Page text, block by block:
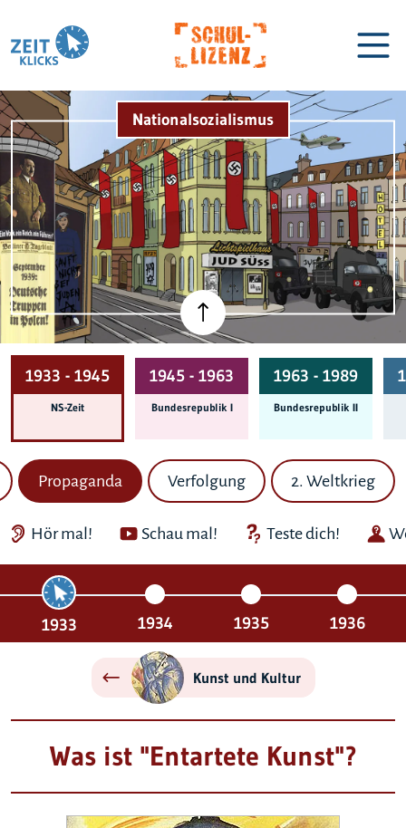
Biographien Lexikon
Nationalsozialismus
1933 - 1945
NS-Zeit
1945 - 1963
Bundes­republik I
1963 - 1989
Bundes­republik II
Propaganda Verfolgung 2. Weltkrieg
Hör mal! Schau mal! Teste dich!
1933 1934 1935 1936
Kunst und Kultur
Was ist "Entartete Kunst"?